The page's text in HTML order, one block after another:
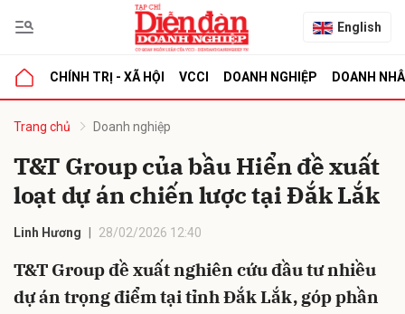
English
CHÍNH TRỊ - XÃ HỘI VCCI DOANH NGHIỆP DOANH
Trang chủ Doanh nghiệp
T&T Group của bầu Hiển đề xuất
loạt dự án chiến lược tại Đắk Lắk
Linh Hương 28/02/2026 12:40
T&T Group đề xuất nghiên cứu đầu tư nhiều
dự án trọng điểm tại tỉnh Đắk Lắk, góp phần
luận
Hủy